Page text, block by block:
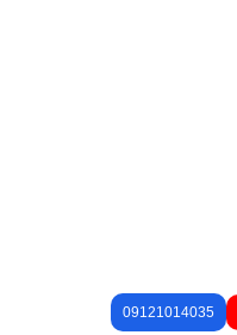
09121014035